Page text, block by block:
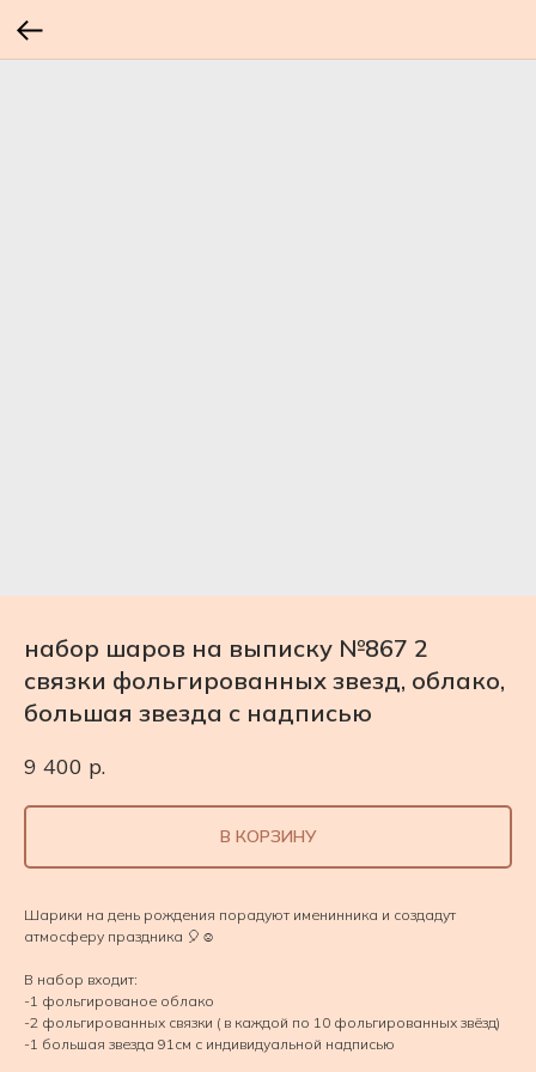
набор шаров на выписку №867 2
связки фольгированных звезд, облако,
большая звезда с надписью
9 400 р.
В КОРЗИНУ
Шарики на день рождения порадуют именинника и создадут
атмосферу праздника 🎈☺️
В набор входит:
-1 фольгированое облако
-2 фольгированных связки ( в каждой по 10 фольгированных звёзд)
-1 большая звезда 91см с индивидуальной надписью